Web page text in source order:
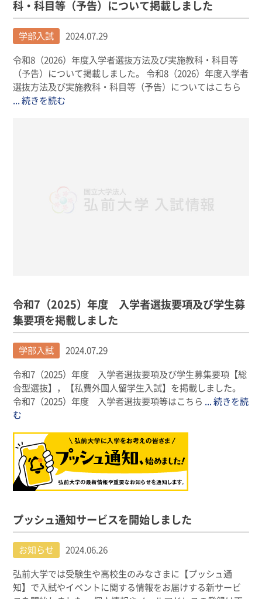
科・科目等（予告）について掲載しました
学部入試 2024.07.29
令和8（2026）年度入学者選抜方法及び実施教科・科目等
（予告）について掲載しました。 令和8（2026）年度入学者
選抜方法及び実施教科・科目等（予告）についてはこちら
... 続きを読む
令和7（2025）年度 入学者選抜要項及び学生募
集要項を掲載しました
学部入試 2024.07.29
令和7（2025）年度 入学者選抜要項及び学生募集要項【総
合型選抜】，【私費外国人留学生入試】を掲載しました。
令和7（2025）年度 入学者選抜要項等はこちら ... 続きを読
む
プッシュ通知サービスを開始しました
お知らせ 2024.06.26
弘前大学では受験生や高校生のみなさまに【プッシュ通
知】で入試やイベントに関する情報をお届けする新サービ